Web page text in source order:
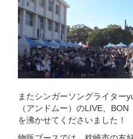
またシンガーソングライタ
（アンドムー）のLIVE、
を沸かせてくださいました！